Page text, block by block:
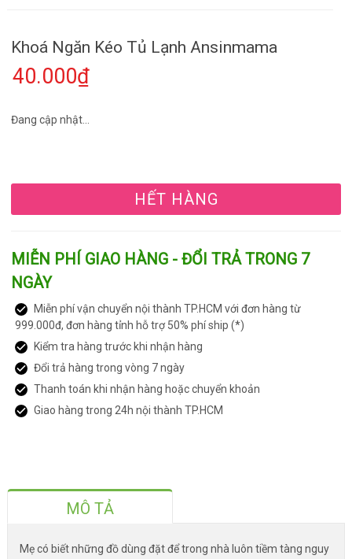
Khoá Ngăn Kéo Tủ Lạnh Ansinmama
40.000₫
Đang cập nhật...
HẾT HÀNG
MIỄN PHÍ GIAO HÀNG - ĐỔI TRẢ TRONG 7
NGÀY
Miễn phí vận chuyển nội thành TP.HCM với đơn hàng từ
999.000đ, đơn hàng tỉnh hỗ trợ 50% phí ship (*)
Kiểm tra hàng trước khi nhận hàng
Đổi trả hàng trong vòng 7 ngày
Thanh toán khi nhận hàng hoặc chuyển khoản
Giao hàng trong 24h nội thành TP.HCM
MÔ TẢ
Mẹ có biết những đồ dùng đặt để trong nhà luôn tiềm tàng nguy